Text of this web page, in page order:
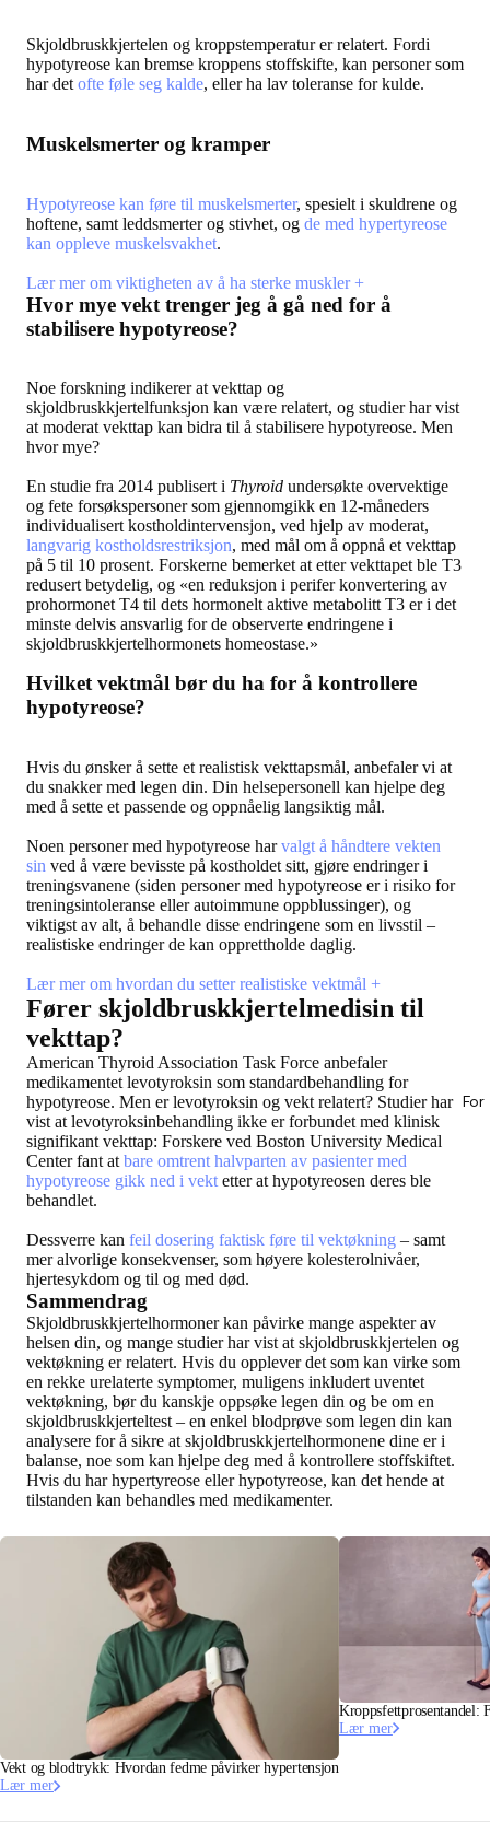
Skjoldbruskkjertelen og kroppstemperatur er relatert. Fordi
hypotyreose kan bremse kroppens stoffskifte, kan personer som
har det ofte føle seg kalde, eller ha lav toleranse for kulde.
Muskelsmerter og kramper
Hypotyreose kan føre til muskelsmerter, spesielt i skuldrene og
hoftene, samt leddsmerter og stivhet, og de med hypertyreose
kan oppleve muskelsvakhet.
Lær mer om viktigheten av å ha sterke muskler +
Hvor mye vekt trenger jeg å gå ned for å
stabilisere hypotyreose?
Noe forskning indikerer at vekttap og
skjoldbruskkjertelfunksjon kan være relatert, og studier har vist
at moderat vekttap kan bidra til å stabilisere hypotyreose. Men
hvor mye?
En studie fra 2014 publisert i Thyroid undersøkte overvektige
og fete forsøkspersoner som gjennomgikk en 12-måneders
individualisert kostholdintervensjon, ved hjelp av moderat,
langvarig kostholdsrestriksjon, med mål om å oppnå et vekttap
på 5 til 10 prosent. Forskerne bemerket at etter vekttapet ble T3
redusert betydelig, og «en reduksjon i perifer konvertering av
prohormonet T4 til dets hormonelt aktive metabolitt T3 er i det
minste delvis ansvarlig for de observerte endringene i
skjoldbruskkjertelhormonets homeostase.»
Hvilket vektmål bør du ha for å kontrollere
hypotyreose?
Hvis du ønsker å sette et realistisk vekttapsmål, anbefaler vi at
du snakker med legen din. Din helsepersonell kan hjelpe deg
med å sette et passende og oppnåelig langsiktig mål.
Noen personer med hypotyreose harvalgt å håndtere vekten
sin ved å være bevisste på kostholdet sitt, gjøre endringer i
treningsvanene (siden personer med hypotyreose er i risiko for
treningsintoleranse eller autoimmune oppblussinger), og
viktigst av alt, å behandle disse endringene som en livsstil –
realistiske endringer de kan opprettholde daglig.
Lær mer om hvordan du setter realistiske vektmål +
Fører skjoldbruskkjertelmedisin til
vekttap?
American Thyroid Association Task Force anbefaler
medikamentet levotyroksin som standardbehandling for
hypotyreose. Men er levotyroksin og vekt relatert? Studier har
vist at levotyroksinbehandling ikke er forbundet med klinisk
signifikant vekttap: Forskere ved Boston University Medical
Center fant at bare omtrent halvparten av pasienter med
hypotyreose gikk ned i vekt etter at hypotyreosen deres ble
behandlet.
Dessverre kan feil dosering faktisk føre til vektøkning – samt
mer alvorlige konsekvenser, som høyere kolesterolnivåer,
hjertesykdom og til og med død.
Sammendrag
Skjoldbruskkjertelhormoner kan påvirke mange aspekter av
helsen din, og mange studier har vist at skjoldbruskkjertelen og
vektøkning er relatert. Hvis du opplever det som kan virke som
en rekke urelaterte symptomer, muligens inkludert uventet
vektøkning, bør du kanskje oppsøke legen din og be om en
skjoldbruskkjerteltest – en enkel blodprøve som legen din kan
analysere for å sikre at skjoldbruskkjertelhormonene dine er i
balanse, noe som kan hjelpe deg med å kontrollere stoffskiftet.
Hvis du har hypertyreose eller hypotyreose, kan det hende at
tilstanden kan behandles med medikamenter.
Vekt og blodtrykk: Hvordan fedme påvirker hypertensjon
Lær mer
Kroppsfettprosentandel:
Lær mer